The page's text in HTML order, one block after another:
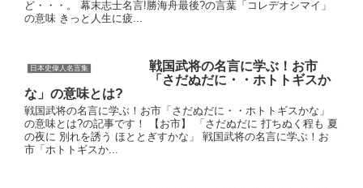
ど・・・。 幕末志士名言!勝海舟最後?の言葉「コレデオシマイ」
の意味 きっと人生に疲...
日本史偉人名言集
戦国武将の名言に学ぶ！お市
「さだぬだに・・ホトトギスか
な」の意味とは?
戦国武将の名言に学ぶ！お市「さだぬだに・・ホトトギスかな」
の意味とは?の記事です！ 【お市】 「さだぬだに 打ちぬく程も 夏
の夜に 別れを誘う ほととぎすかな」 戦国武将の名言に学ぶ！お
市「ホトトギスか...